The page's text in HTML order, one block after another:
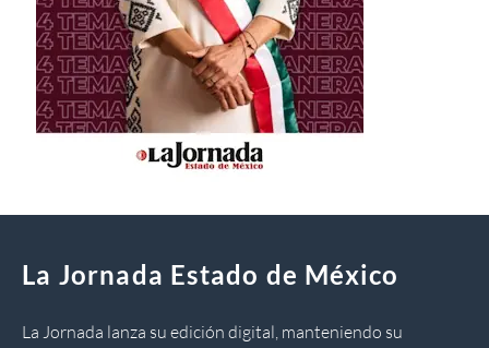
La Jornada Estado de México
La Jornada lanza su edición digital, manteniendo su